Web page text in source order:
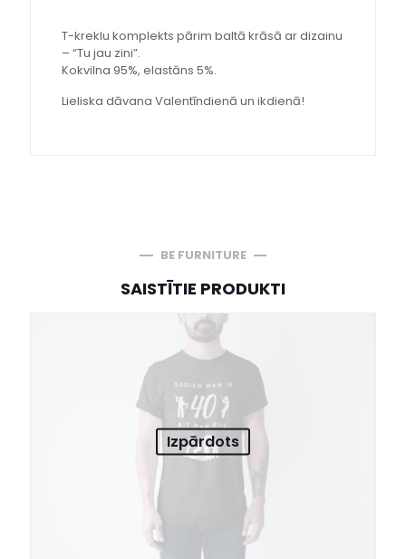
T-kreklu komplekts pārim baltā krāsā ar dizainu
– “Tu jau zini”.
Kokvilna 95%, elastāns 5%.
Lieliska dāvana Valentīndienā un ikdienā!
BE FURNITURE
SAISTĪTIE PRODUKTI
Izpārdots